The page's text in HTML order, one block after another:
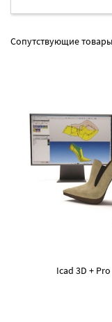
Сопутствующие товары
Icad 3D + Pro